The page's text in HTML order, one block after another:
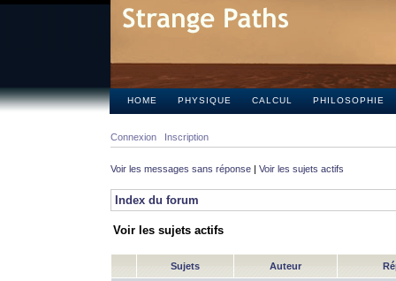
HOME PHYSIQUE CALCUL PHILOSOPHIE
Connexion Inscription
Voir les messages sans réponse | Voir les sujets actifs
Index du forum
Voir les sujets actifs
Sujets Auteur